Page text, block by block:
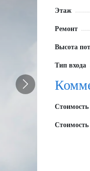
Этаж
Ремонт
Высота
Тип входа
Стоимость
Стоимость